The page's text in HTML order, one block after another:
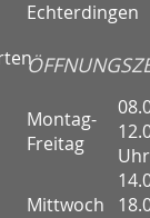
Echterdingen
Montag-
Freitag
Uhr
Mittwoch